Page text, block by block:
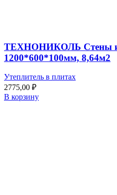
ТЕХНОНИКОЛЬ Стены
1200*600*100мм, 8,64м2
Утеплитель в плитах
2775,00 ₽
В корзину